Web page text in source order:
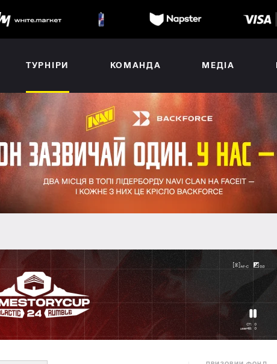
ТУРНІРИ КОМАНДА МЕДІА